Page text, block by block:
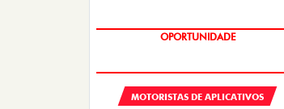
OPORTUNIDADE
MOTORISTAS DE APLICATIVOS